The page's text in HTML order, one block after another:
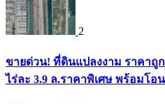
2
ขายด่วน! ที่ดินแปลงงาม ราคาถู
ไร่ละ 3.9 ล.ราคาพิเศษ พร้อมโอน